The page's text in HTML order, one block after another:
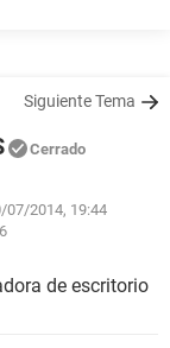
Siguiente Tema
Cerrado
07/2014, 19:44
de escritorio